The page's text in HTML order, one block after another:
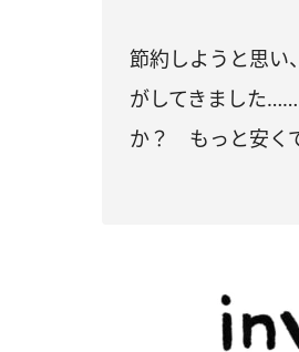
節約しようと思い
がしてきました
か？ もっと安く